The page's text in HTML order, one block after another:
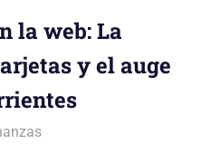
la web: La
y el auge